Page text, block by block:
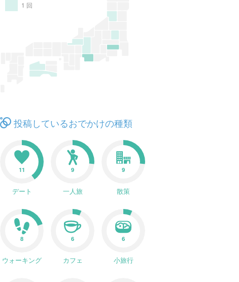
1 回
投稿しているおでかけの種類
11
デート
9
一人旅
9
散策
8
ウォーキング
6
カフェ
6
小旅行